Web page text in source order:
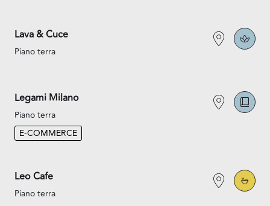
Lava & Cuce
Piano terra
Legami Milano
Piano terra
E-COMMERCE
Leo Cafe
Piano terra